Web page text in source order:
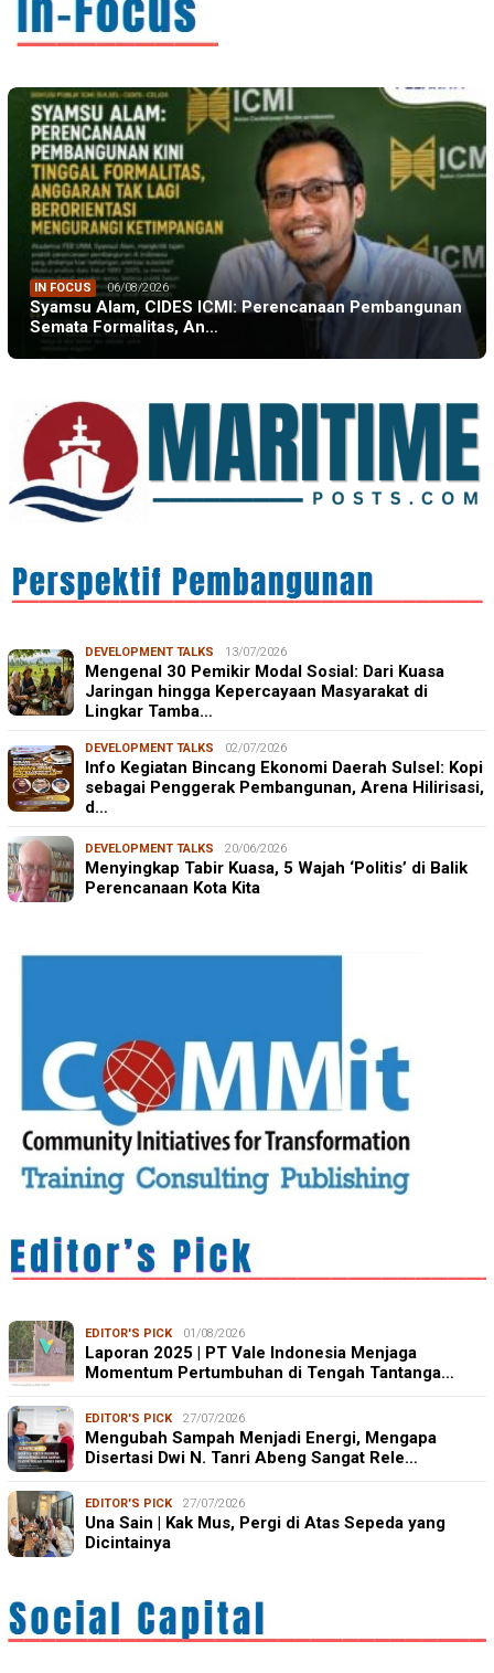
IN FOCUS 06/08/2026
Syamsu Alam, CIDES ICMI: Perencanaan Pembangunan
Semata Formalitas, An…
DEVELOPMENT TALKS 13/07/2026
Mengenal 30 Pemikir Modal Sosial: Dari Kuasa
Jaringan hingga Kepercayaan Masyarakat di
Lingkar Tamba…
DEVELOPMENT TALKS 02/07/2026
Info Kegiatan Bincang Ekonomi Daerah Sulsel: Kopi
sebagai Penggerak Pembangunan, Arena Hilirisasi,
d…
DEVELOPMENT TALKS 20/06/2026
Menyingkap Tabir Kuasa, 5 Wajah ‘Politis’ di Balik
Perencanaan Kota Kita
EDITOR'S PICK 01/08/2026
Laporan 2025 | PT Vale Indonesia Menjaga
Momentum Pertumbuhan di Tengah Tantanga…
EDITOR'S PICK 27/07/2026
Mengubah Sampah Menjadi Energi, Mengapa
Disertasi Dwi N. Tanri Abeng Sangat Rele…
EDITOR'S PICK 27/07/2026
Una Sain | Kak Mus, Pergi di Atas Sepeda yang
Dicintainya